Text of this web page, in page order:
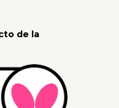
de la